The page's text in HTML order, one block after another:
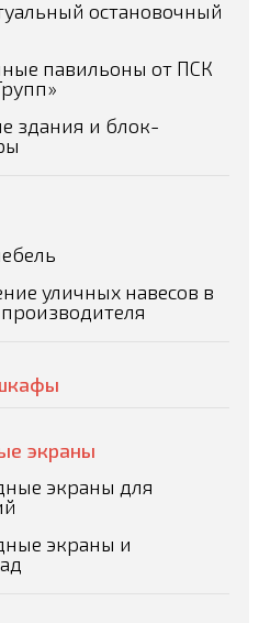
остановочный
павильоны от ПСК
здания и блок-
уличных навесов в
экраны
экраны для
экраны и